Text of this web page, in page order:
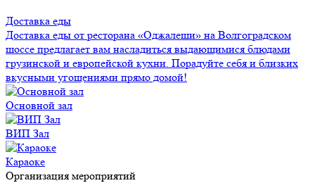
Доставка еды
Доставка еды от ресторана «Оджалеши» на Волгоградском
шоссе предлагает вам насладиться выдающимися блюдами
грузинской и европейской кухни. Порадуйте себя и близких
вкусными угощениями прямо домой!
Основной зал
ВИП Зал
Караоке
Организация мероприятий